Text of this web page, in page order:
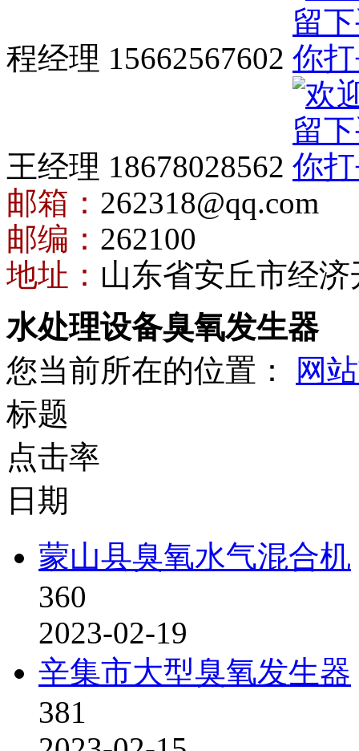
程经理 15662567602
王经理 18678028562
邮箱： 262318@qq.com
邮编： 262100
地址： 山东省安丘市经
水处理设备臭氧发生器
您当前所在的位置：
网
标题
点击率
日期
蒙山县臭氧水气混合机
360
2023-02-19
辛集市大型臭氧发生器
381